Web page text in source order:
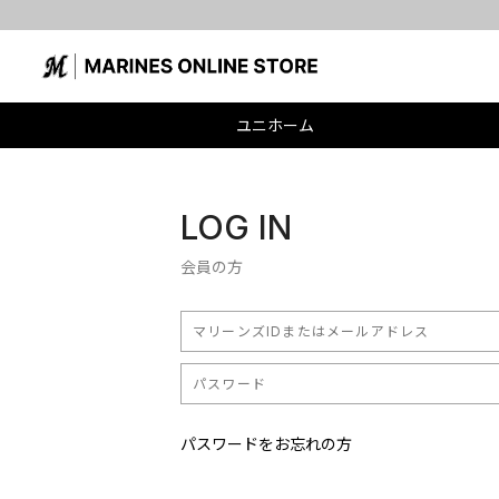
ユニホーム
LOG IN
会員の方
パスワードをお忘れの方